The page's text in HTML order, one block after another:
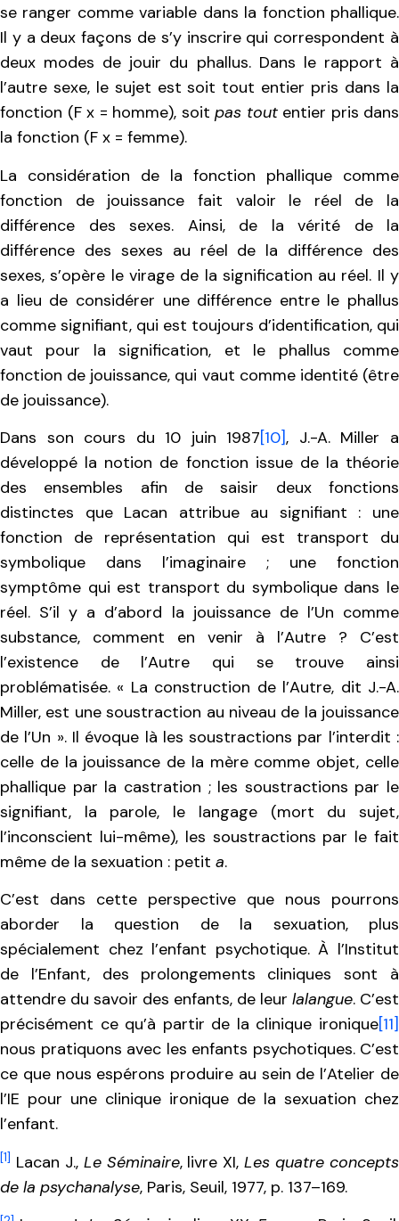
se ranger comme variable dans la fonction phallique.
Il y a deux façons de s’y inscrire qui correspondent à
deux modes de jouir du phallus. Dans le rapport à
l’autre sexe, le sujet est soit tout entier pris dans la
fonction (F x = homme), soit pas toutentier pris dans
la fonction (F x = femme).
La considération de la fonction phallique comme
fonction de jouissance fait valoir le réel de la
différence des sexes. Ainsi, de la vérité de la
différence des sexes au réel de la différence des
sexes, s’opère le virage de la signification au réel. Il y
a lieu de considérer une différence entre le phallus
comme signifiant, qui est toujours d’identification, qui
vaut pour la signification, et le phallus comme
fonction de jouissance, qui vaut comme identité (être
de jouissance).
Dans son cours du 10 juin 1987[10], J.-A. Miller a
développé la notion de fonction issue de la théorie
des ensembles afin de saisir deux fonctions
distinctes que Lacan attribue au signifiant : une
fonction de représentation qui est transport du
symbolique dans l’imaginaire ; une fonction
symptôme qui est transport du symbolique dans le
réel. S’il y a d’abord la jouissance de l’Un comme
substance, comment en venir à l’Autre ? C’est
l’existence de l’Autre qui se trouve ainsi
problématisée. « La construction de l’Autre, dit J.-A.
Miller, est une soustraction au niveau de la jouissance
de l’Un ». Il évoque là les soustractions par l’interdit :
celle de la jouissance de la mère comme objet, celle
phallique par la castration ; les soustractions par le
signifiant, la parole, le langage (mort du sujet,
l’inconscient lui-même), les soustractions par le fait
même de la sexuation : petit a.
C’est dans cette perspective que nous pourrons
aborder la question de la sexuation, plus
spécialement chez l’enfant psychotique. À l’Institut
de l’Enfant, des prolongements cliniques sont à
attendre du savoir des enfants, de leur lalangue. C’est
précisément ce qu’à partir de la clinique ironique[11]
nous pratiquons avec les enfants psychotiques. C’est
ce que nous espérons produire au sein de l’Atelier de
l’IE pour une clinique ironique de la sexuation chez
l’enfant.
[1] Lacan J., Le Séminaire, livre XI,Les quatre concepts
de la psychanalyse, Paris, Seuil, 1977, p. 137–169.